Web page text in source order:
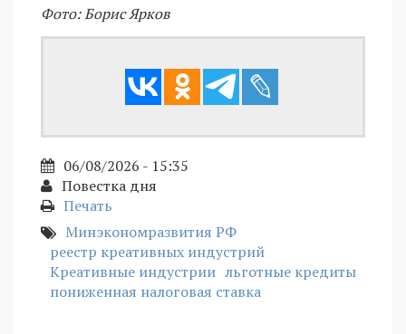
Фото: Борис Ярков
06/08/2026 - 15:35
Повестка дня
Печать
Минэкономразвития РФ
реестр креативных индустрий
Креативные индустрии льготные кредиты
пониженная налоговая ставка